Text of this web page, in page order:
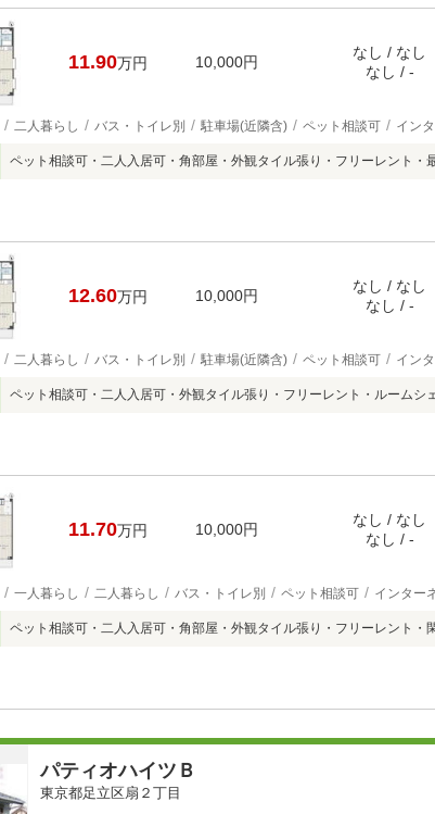
11.90万円 10,000円
なし / なし
なし / -
二人暮らし バス・トイレ別 駐車場(近隣含) ペット相談可 イン
ペット相談可・二人入居可・角部屋・外観タイル張り・フリーレント
12.60万円 10,000円
なし / なし
なし / -
二人暮らし バス・トイレ別 駐車場(近隣含) ペット相談可 イン
ペット相談可・二人入居可・外観タイル張り・フリーレント・ルームシ
11.70万円 10,000円
なし / なし
なし / -
一人暮らし 二人暮らし バス・トイレ別 ペット相談可 インター
ペット相談可・二人入居可・角部屋・外観タイル張り・フリーレント・
パティオハイツＢ
東京都足立区扇２丁目